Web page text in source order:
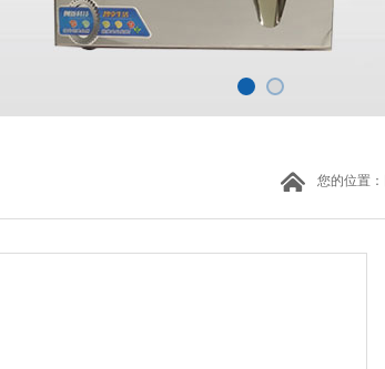
您的位置：